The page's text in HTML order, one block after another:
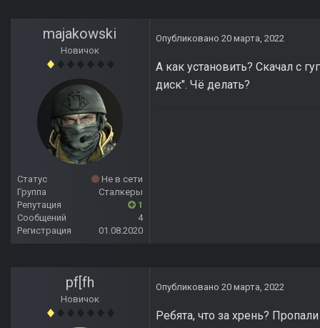
majakowski
Новичок
Статус
Не в сети
Группа
Сталкеры
Репутация
1
Сообщений
4
Регистрация
01.08.2020
Опубликовано 20 марта, 2022
А как установить? Скачал с
диск". Чё делать?
pf[fh
Новичок
Опубликовано 20 марта, 2022
Ребята, что за хрень?